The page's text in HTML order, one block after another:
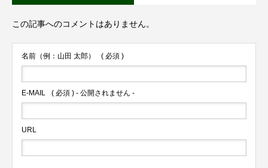
この記事へのコメントはありません。
名前（例：山田 太郎） ( 必須 )
E-MAIL ( 必須 ) - 公開されません -
URL